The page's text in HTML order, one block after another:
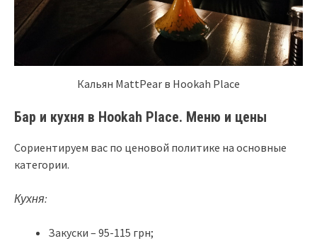
Кальян MattPear в Hookah Place
Бар и кухня в Hookah Place. Меню и цены
Сориентируем вас по ценовой политике на основные
категории.
Кухня:
Закуски – 95-115 грн;